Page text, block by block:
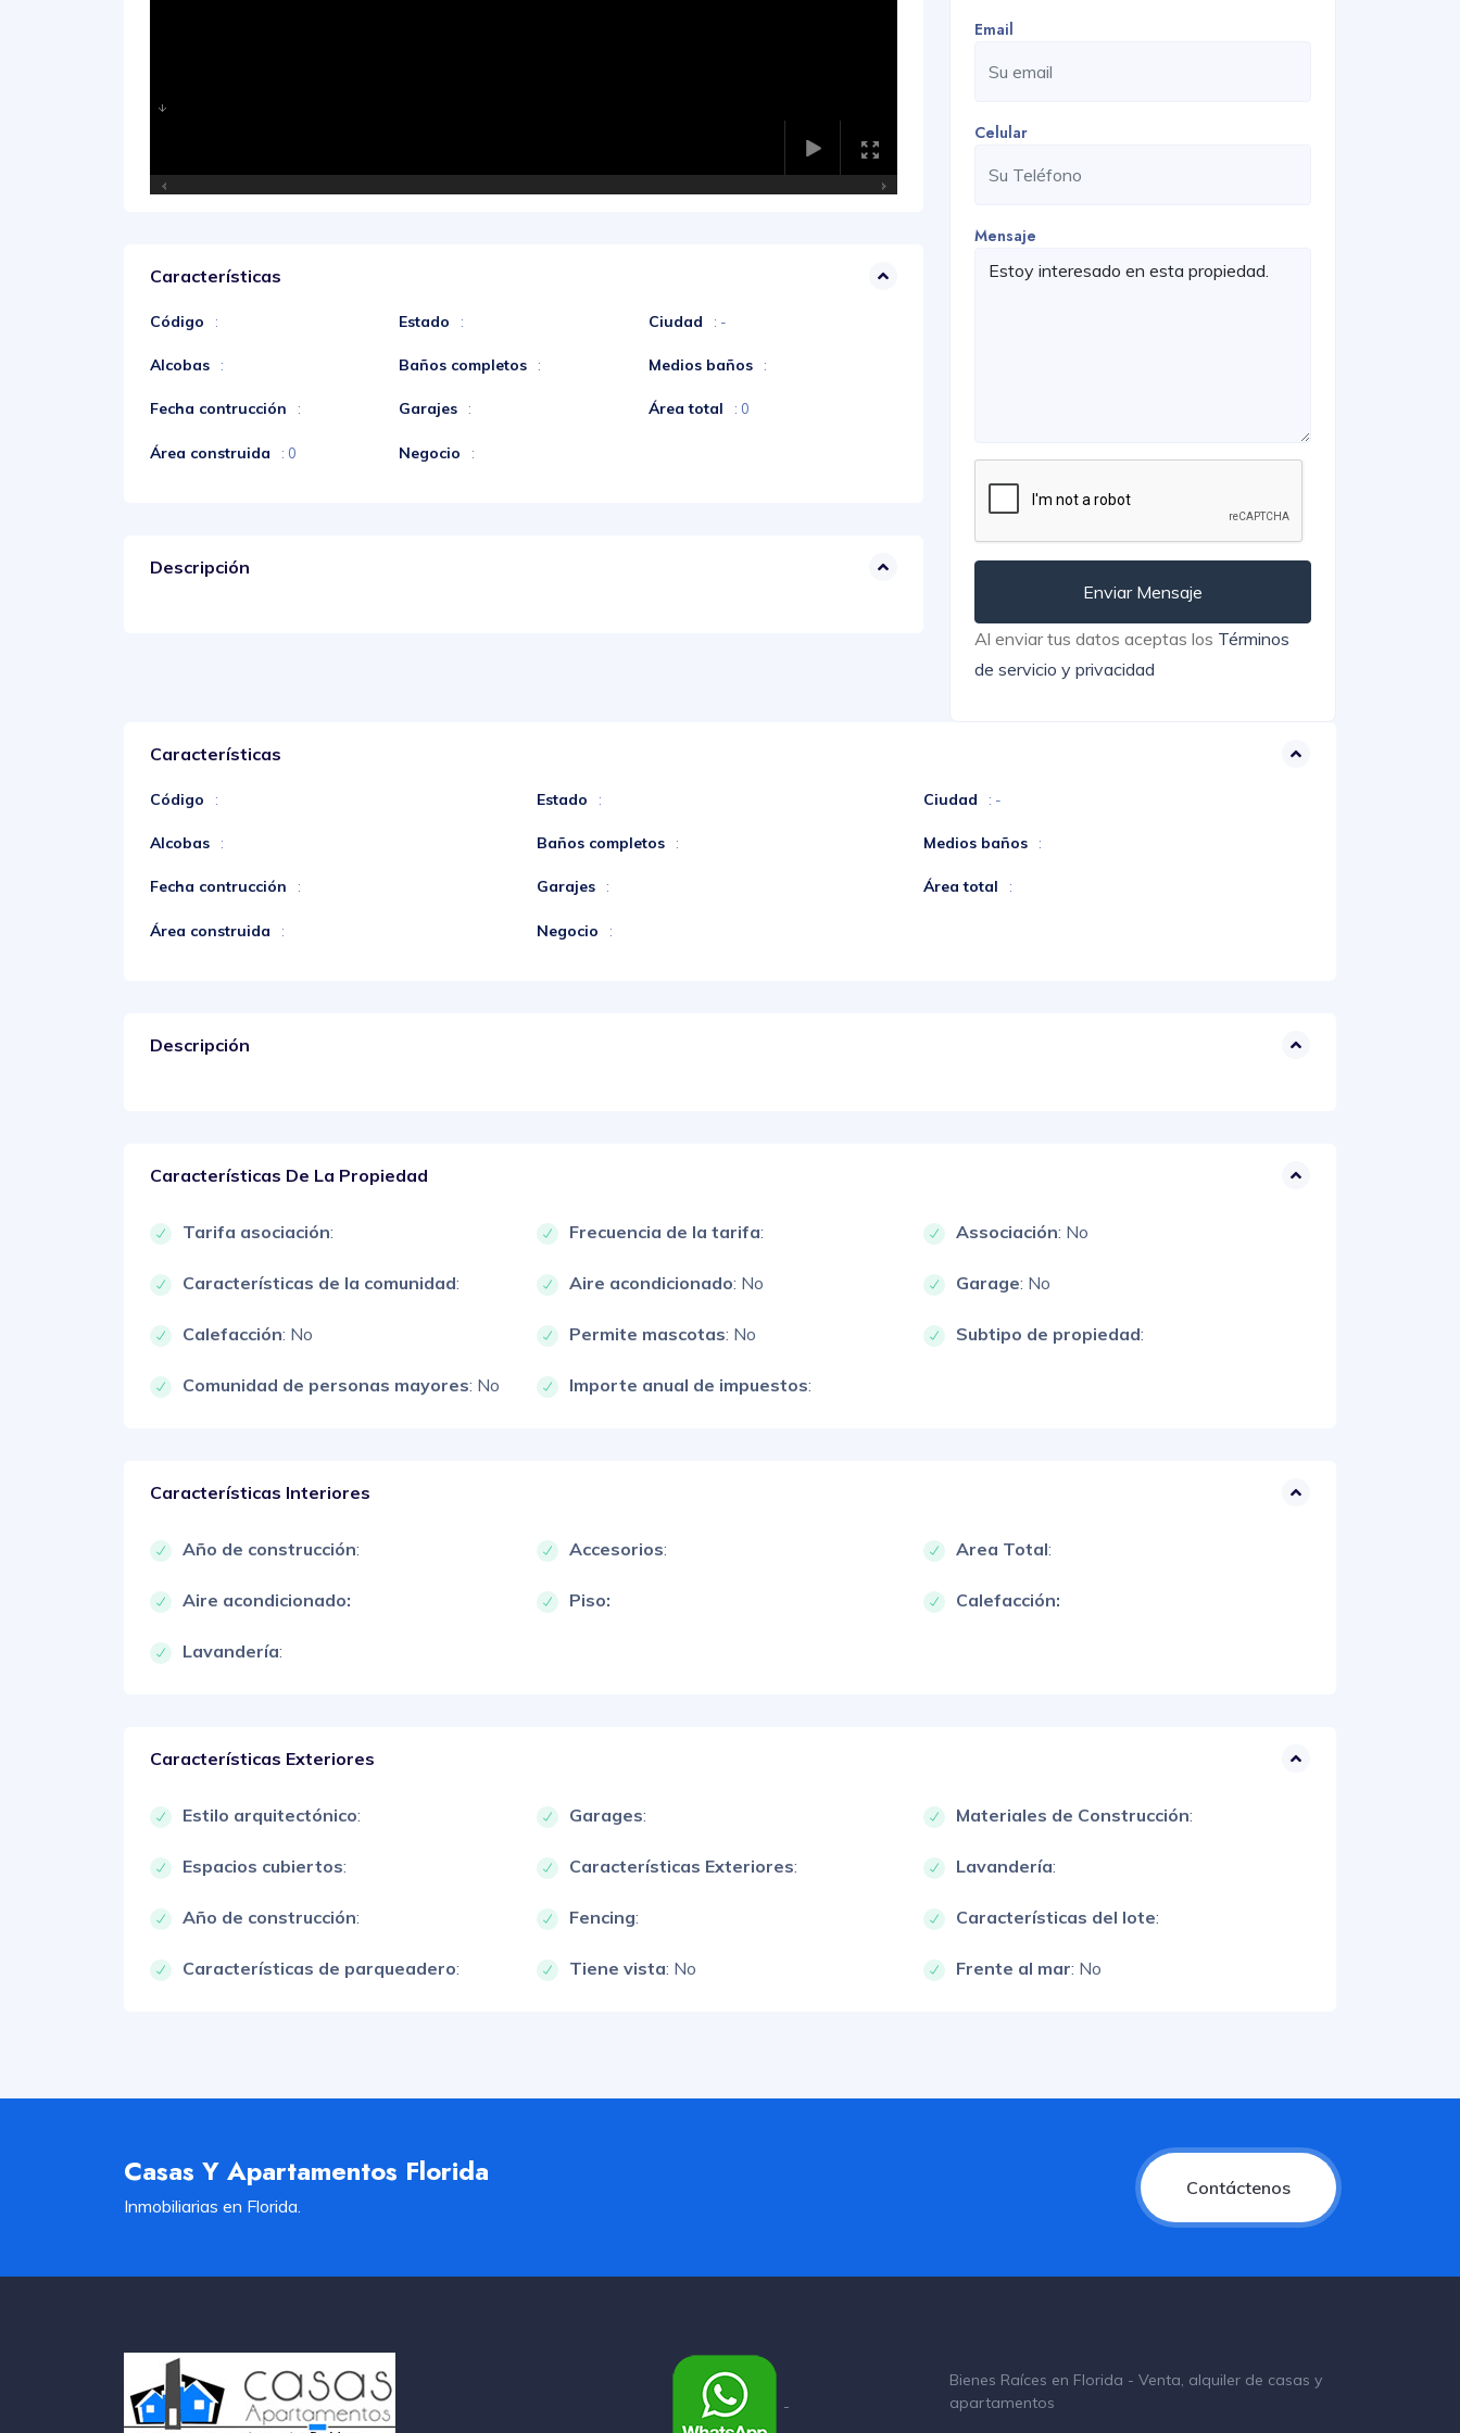
Características
Código : Estado : Ciudad : -
Alcobas : Baños completos : Medios baños :
Fecha contrucción : Garajes : Área total : 0
Área construida : 0 Negocio :
Descripción
Email
Celular
Mensaje
Enviar Mensaje
Al enviar tus datos aceptas los Términos
de servicio y privacidad
Características
Código : Estado : Ciudad : -
Alcobas : Baños completos : Medios baños :
Fecha contrucción : Garajes : Área total :
Área construida : Negocio :
Descripción
Características De La Propiedad
Tarifa asociación: Frecuencia de la tarifa: Associación: No
Características de la comunidad: Aire acondicionado: No Garage: No
Calefacción: No Permite mascotas: No Subtipo de propiedad:
Comunidad de personas mayores: No Importe anual de impuestos:
Características Interiores
Año de construcción: Accesorios: Area Total:
Aire acondicionado: Piso: Calefacción:
Lavandería:
Características Exteriores
Estilo arquitectónico: Garages: Materiales de Construcción:
Espacios cubiertos: Características Exteriores: Lavandería:
Año de construcción: Fencing: Características del lote:
Características de parqueadero: Tiene vista: No Frente al mar: No
Casas Y Apartamentos Florida
Inmobiliarias en Florida.
Contáctenos
-
Bienes Raíces en Florida - Venta, alquiler de casas y
apartamentos